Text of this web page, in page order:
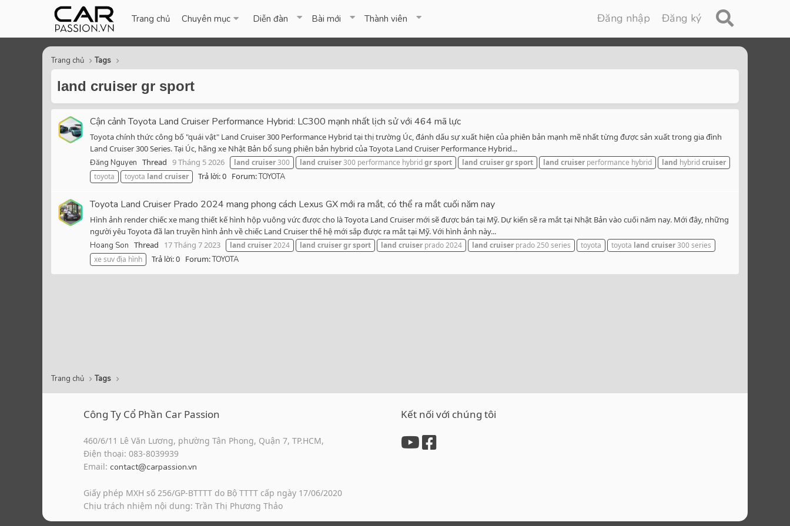
Trang chủ Chuyên mục Diễn đàn Bài mới Thành viên Đăng nhập Đăng ký
Trang chủ Tags
land cruiser gr sport
Cận cảnh Toyota Land Cruiser Performance Hybrid: LC300 mạnh nhất lịch sử với 464 mã lực
Toyota chính thức công bố "quái vật" Land Cruiser 300 Performance Hybrid tại thị trường Úc, đánh dấu sự xuất hiện của phiên bản mạnh mẽ nhất từng được sản xuất trong gia đình
Land Cruiser 300 Series. Tại Úc, hãng xe Nhật Bản bổ sung phiên bản hybrid của Toyota Land Cruiser Performance Hybrid...
Đăng Nguyen Thread 9 Tháng 5 2026 land cruiser300 land cruiser300 performance hybridgrsport land cruisergrsport land cruiser performance hybrid land hybridcruiser
toyota
toyota land cruiser Trả lời: 0 Forum:TOYOTA
Toyota Land Cruiser Prado 2024 mang phong cách Lexus GX mới ra mắt, có thể ra mắt cuối năm nay
Hình ảnh render chiếc xe mang thiết kế hình hộp vuông vức được cho là Toyota Land Cruiser mới sẽ được bán tại Mỹ. Dự kiến sẽ ra mắt tại Nhật Bản vào cuối năm nay. Mới đây, những
người yêu Toyota đã lan truyền hình ảnh về chiếc Land Cruiser thế hệ mới sắp được ra mắt tại Mỹ. Với hình ảnh này...
Hoang Son Thread 17 Tháng 7 2023 land cruiser2024 land cruisergrsport land cruiser prado 2024 land cruiser prado 250 series toyota toyota land cruiser300 series
xe suv địa hình
Trả lời: 0 Forum:TOYOTA
Trang chủ Tags
Công Ty Cổ Phần Car Passion
460/6/11 Lê Văn Lương, phường Tân Phong, Quận 7, TP.HCM,
Điện thoại: 083-8039939
Email: contact@carpassion.vn
Giấy phép MXH số 256/GP-BTTTT do Bộ TTTT cấp ngày 17/06/2020
Chịu trách nhiệm nội dung: Trần Thị Phương Thảo
Kết nối với chúng tôi